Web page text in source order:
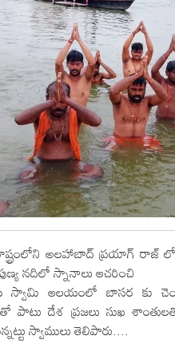
రాష్ట్రంలోని అలహాబాద్ ప్రయాగ్
నదిలో స్నానాలు ఆచరించి
స్వామి ఆలయంలో బాసర కు
పాటు దేశ ప్రజలు సుఖ
స్వాములు తెలిపారు....